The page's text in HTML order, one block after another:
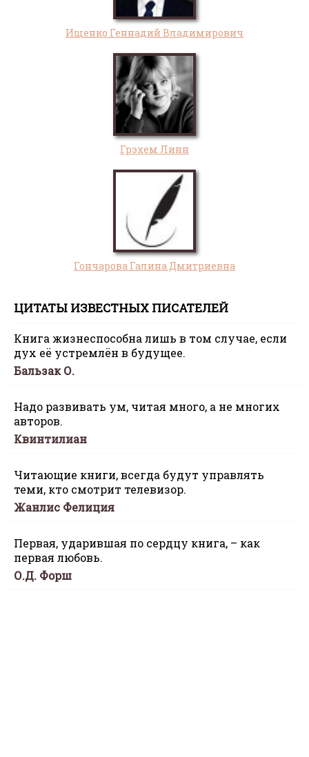
Ищенко Геннадий Владимирович
Грэхем Линн
Гончарова Галина Дмитриевна
ЦИТАТЫ ИЗВЕСТНЫХ ПИСАТЕЛЕЙ
Книга жизнеспособна лишь в том случае, если
дух её устремлён в будущее.
Бальзак О.
Надо развивать ум, читая много, а не многих
авторов.
Квинтилиан
Читающие книги, всегда будут управлять
теми, кто смотрит телевизор.
Жанлис Фелиция
Первая, ударившая по сердцу книга, – как
первая любовь.
О.Д. Форш